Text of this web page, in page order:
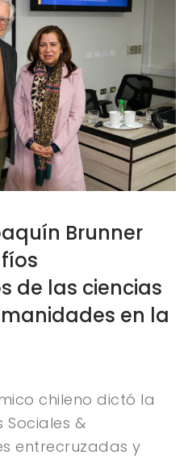
Brunner
de las ciencias
en la
chileno dictó la
Sociales &
entrecruzadas y